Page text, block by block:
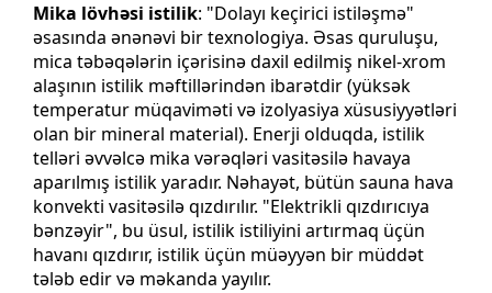
Mika lövhəsi istilik: "Dolayı keçirici istiləşmə"
əsasında ənənəvi bir texnologiya. Əsas quruluşu,
mica təbəqələrin içərisinə daxil edilmiş nikel-xrom
alaşının istilik məftillərindən ibarətdir (yüksək
temperatur müqaviməti və izolyasiya xüsusiyyətləri
olan bir mineral material). Enerji olduqda, istilik
telləri əvvəlcə mika vərəqləri vasitəsilə havaya
aparılmış istilik yaradır. Nəhayət, bütün sauna hava
konvekti vasitəsilə qızdırılır. "Elektrikli qızdırıcıya
bənzəyir", bu üsul, istilik istiliyini artırmaq üçün
havanı qızdırır, istilik üçün müəyyən bir müddət
tələb edir və məkanda yayılır.